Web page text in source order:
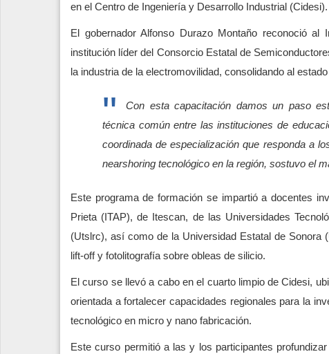
en el Centro de Ingeniería y Desarrollo Industrial (Cidesi).
El gobernador Alfonso Durazo Montaño reconoció al
institución líder del Consorcio Estatal de
la industria de la electromovilidad, consolidando al
Con esta capacitación damos un paso
técnica común entre las instituciones de
coordinada de especialización que responda a
nearshoring tecnológico en la región, sostuvo el
Este programa de formación se impartió a docentes
Prieta (ITAP), de Itescan, de las Universidades
(Utslrc), así como de la Universidad Estatal de Sonora
lift-off y fotolitografía sobre obleas de silicio.
El curso se llevó a cabo en el cuarto limpio de Cidesi,
orientada a fortalecer capacidades regionales para la
tecnológico en micro y nano fabricación.
Este curso permitió a las y los participantes